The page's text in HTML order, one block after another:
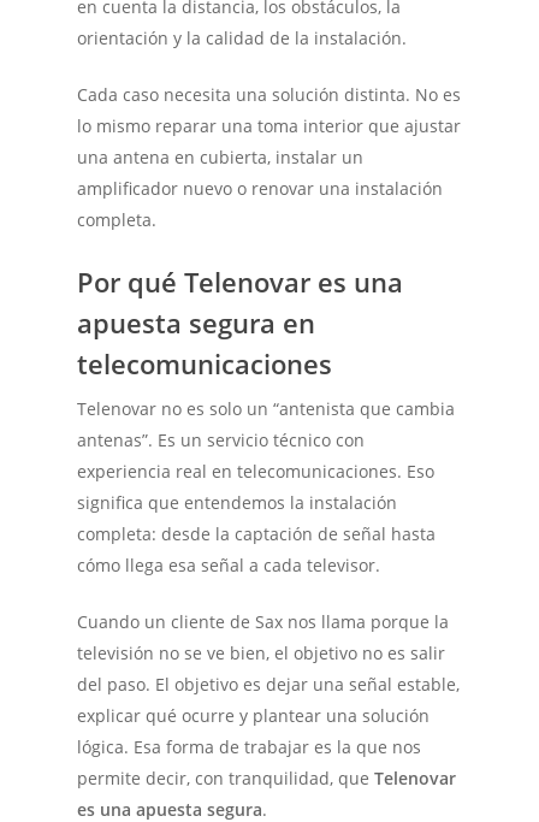
en cuenta la distancia, los obstáculos, la
orientación y la calidad de la instalación.
Cada caso necesita una solución distinta. No es
lo mismo reparar una toma interior que ajustar
una antena en cubierta, instalar un
amplificador nuevo o renovar una instalación
completa.
Por qué Telenovar es una
apuesta segura en
telecomunicaciones
Telenovar no es solo un “antenista que cambia
antenas”. Es un servicio técnico con
experiencia real en telecomunicaciones. Eso
significa que entendemos la instalación
completa: desde la captación de señal hasta
cómo llega esa señal a cada televisor.
Cuando un cliente de Sax nos llama porque la
televisión no se ve bien, el objetivo no es salir
del paso. El objetivo es dejar una señal estable,
explicar qué ocurre y plantear una solución
lógica. Esa forma de trabajar es la que nos
permite decir, con tranquilidad, queTelenovar
es una apuesta segura.